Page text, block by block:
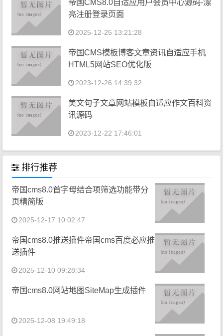
帝国CMS8.0自适应用户会员中心源码-漂
亮注册登录页面
2025-12-25 13:21:28
帝国CMS模板博客文章资讯自适应手机
HTML5网站SEO优化版
2023-12-26 14:39:32
美文句子文章网站模板自适应作文百科资
讯源码
2023-12-22 17:46:01
排行推荐
帝国cms8.0首字母结合项筛选功能带分
页精简版
2025-12-17 10:02:47
帝国cms8.0推送插件帝国cms百度必应推
送插件
2025-12-10 09:28:34
帝国cms8.0网站地图SiteMap生成插件
2025-12-08 19:49:18